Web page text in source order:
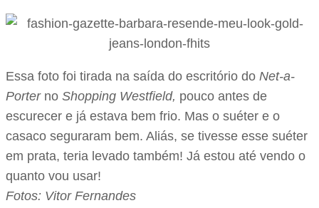
Essa foto foi tirada na saída do escritório do Net-a-
Porter no Shopping Westfield, pouco antes de
escurecer e já estava bem frio. Mas o suéter e o
casaco seguraram bem. Aliás, se tivesse esse suéter
em prata, teria levado também! Já estou até vendo o
quanto vou usar!
Fotos: Vitor Fernandes